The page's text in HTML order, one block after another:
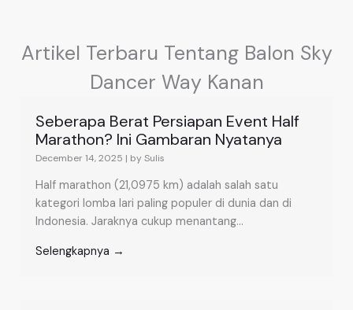
Artikel Terbaru Tentang Balon Sky
Dancer Way Kanan
Seberapa Berat Persiapan Event Half
Marathon? Ini Gambaran Nyatanya
December 14, 2025 | by Sulis
Half marathon (21,0975 km) adalah salah satu
kategori lomba lari paling populer di dunia dan di
Indonesia. Jaraknya cukup menantang...
Selengkapnya →